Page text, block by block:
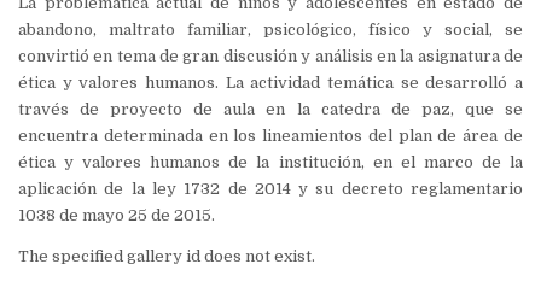
abandono, maltrato familiar, psicológico, físico y social, se
convirtió en tema de gran discusión y análisis en la asignatura de
ética y valores humanos. La actividad temática se desarrolló a
través de proyecto de aula en la catedra de paz, que se
encuentra determinada en los lineamientos del plan de área de
ética y valores humanos de la institución, en el marco de la
aplicación de la ley 1732 de 2014 y su decreto reglamentario
1038 de mayo 25 de 2015.
The specified gallery id does not exist.